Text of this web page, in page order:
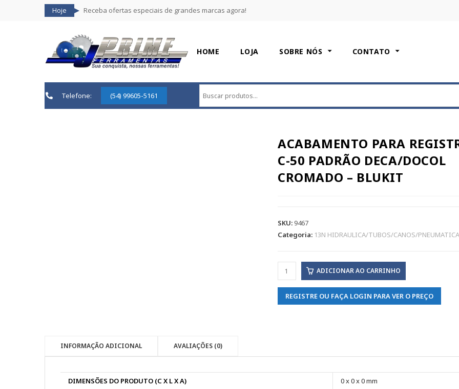
Hoje Receba ofertas especiais de grandes marcas agora!
HOME LOJA SOBRE NÓS CONTATO
Telefone: (54) 99605-5161
ACABAMENTO PARA
C-50 PADRÃO DECA/DOCOL
CROMADO – BLUKIT
SKU:9467
Categoria: 13N HIDRAULICA/TUBOS/CANOS/
ADICIONAR AO CARRINHO
REGISTRE OU FAÇA LOGIN PARA VER O PREÇO
INFORMAÇÃO ADICIONAL AVALIAÇÕES (0)
DIMENSÕES DO PRODUTO (C X L X A)
0 x 0 x 0 mm